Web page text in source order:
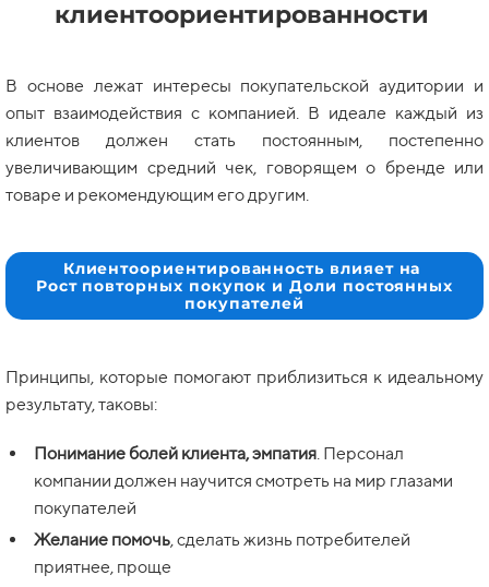
клиентоориентированности
В основе лежат интересы покупательской аудитории и
опыт взаимодействия с компанией. В идеале каждый из
клиентов должен стать постоянным, постепенно
увеличивающим средний чек, говорящем о бренде или
товаре и рекомендующим его другим.
Клиентоориентированность влияет на
Рост повторных покупок и Доли постоянных
покупателей
Принципы, которые помогают приблизиться к идеальному
результату, таковы:
Понимание болей клиента, эмпатия . Персонал
компании должен научится смотреть на мир глазами
покупателей
Желание помочь, сделать жизнь потребителей
приятнее, проще